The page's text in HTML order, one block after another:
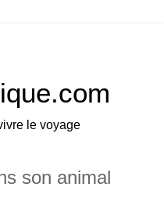
le voyage
son animal